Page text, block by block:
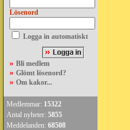
Lösenord
Logga in automatiskt
» Bli medlem
» Glömt lösenord?
» Om kakor...
Medlemmar: 15322
Antal nyheter: 5855
Meddelanden: 68508